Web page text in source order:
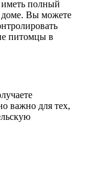
иметь полный
доме. Вы можете
питомцы в
важно для тех,